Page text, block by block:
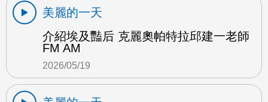
美麗的一天
介紹埃及豔后 克麗奧帕特拉邱建一老師
FM AM
2026/05/19